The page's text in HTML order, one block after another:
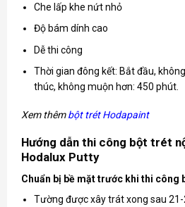
Che lấp khe nứt nhỏ
Độ bám dính cao
Dễ thi công
Thời gian đông kết: Bắt đầu,
thúc, không muộn hơn: 450 phút.
Xem thêmbột trét Hodapaint
Hướng dẫn thi công bột trét
Hodalux Putty
Chuẩn bị bề mặt trước khi thi công
Tường được xây trát xong sau